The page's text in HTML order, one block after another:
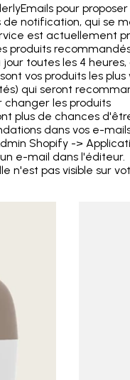
pour
de notification, qui se
est actuellement
produits
toutes les 4
vos produits les plus
qui seront
changer les produits
plus de chances
dans vos e-
Shopify ->
e-mail dans l'éditeur.
n'est pas visible sur